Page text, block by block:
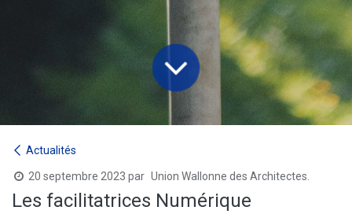
Actualités
20 septembre 2023 par Union Wallonne des Architectes.
Les facilitatrices Numérique